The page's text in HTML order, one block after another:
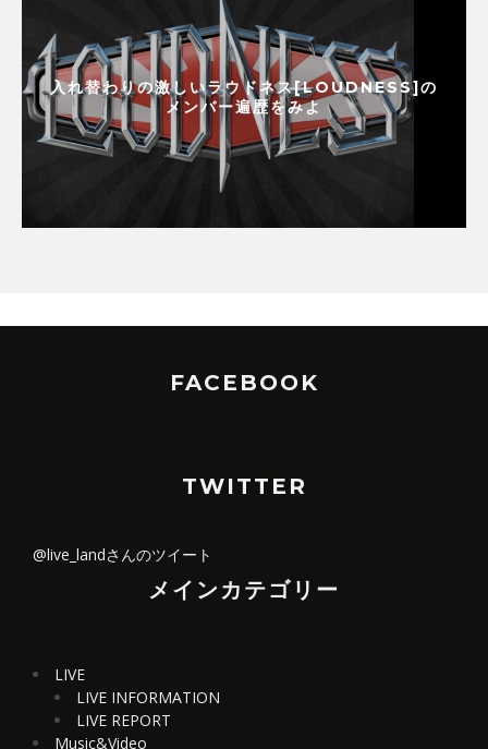
入れ替わりの激しいラウドネス[LOUDNESS]の
メンバー遍歴をみよ
FACEBOOK
TWITTER
@live_landさんのツイート
メインカテゴリー
LIVE
LIVE INFORMATION
LIVE REPORT
Music&Video